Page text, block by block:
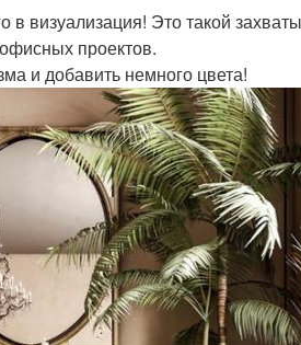
в визуализация! Это такой
проектов.
и добавить немного цвета!